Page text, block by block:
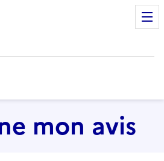
mon avis